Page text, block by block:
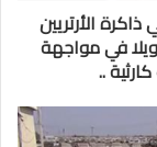
الأرتريين
في مواجهة
..